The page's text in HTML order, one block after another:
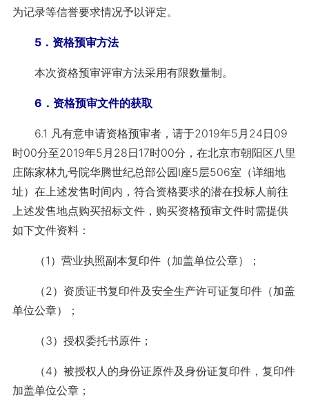
为记录等信誉要求情况予以评定。
5．资格预审方法
本次资格预审评审方法采用有限数量制。
6．资格预审文件的获取
6.1 凡有意申请资格预审者，请于2019年5月24日09
时00分至2019年5月28日17时00分，在北京市朝阳区八里
庄陈家林九号院华腾世纪总部公园I座5层506室（详细地
址）在上述发售时间内，符合资格要求的潜在投标人前往
上述发售地点购买招标文件，购买资格预审文件时需提供
如下文件资料：
（1）营业执照副本复印件（加盖单位公章）；
（2）资质证书复印件及安全生产许可证复印件（加盖
单位公章）；
（3）授权委托书原件；
（4）被授权人的身份证原件及身份证复印件，复印件
加盖单位公章；